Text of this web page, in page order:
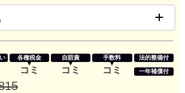
各種税金
コミ
自賠責
コミ
手数料
コミ
法的整備付
一年補償付